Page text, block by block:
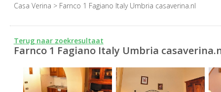
Casa Verina > Farnco 1 Fagiano Italy Umbria casaverina.nl
Terug naar zoekresultaat
Farnco 1 Fagiano Italy Umbria